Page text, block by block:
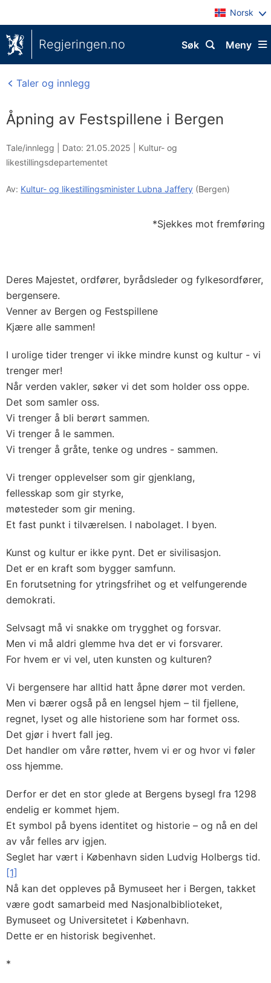
Norsk
Regjeringen.no Meny
Søk
Taler og innlegg
Åpning av Festspillene i Bergen
Tale/innlegg | Dato: 21.05.2025
Kultur- og
likestillingsdepartementet
Av: Kultur- og likestillingsminister Lubna Jaffery (Bergen)
*Sjekkes mot fremføring
Deres Majestet, ordfører, byrådsleder og fylkesordfører,
bergensere.
Venner av Bergen og Festspillene
Kjære alle sammen!
I urolige tider trenger vi ikke mindre kunst og kultur - vi
trenger mer!
Når verden vakler, søker vi det som holder oss oppe.
Det som samler oss.
Vi trenger å bli berørt sammen.
Vi trenger å le sammen.
Vi trenger å gråte, tenke og undres - sammen.
Vi trenger opplevelser som gir gjenklang,
fellesskap som gir styrke,
møtesteder som gir mening.
Et fast punkt i tilværelsen. I nabolaget. I byen.
Kunst og kultur er ikke pynt. Det er sivilisasjon.
Det er en kraft som bygger samfunn.
En forutsetning for ytringsfrihet og et velfungerende
demokrati.
Selvsagt må vi snakke om trygghet og forsvar.
Men vi må aldri glemme hva det er vi forsvarer.
For hvem er vi vel, uten kunsten og kulturen?
Vi bergensere har alltid hatt åpne dører mot verden.
Men vi bærer også på en lengsel hjem – til fjellene,
regnet, lyset og alle historiene som har formet oss.
Det gjør i hvert fall jeg.
Det handler om våre røtter, hvem vi er og hvor vi føler
oss hjemme.
Derfor er det en stor glede at Bergens bysegl fra 1298
endelig er kommet hjem.
Et symbol på byens identitet og historie – og nå en del
av vår felles arv igjen.
Seglet har vært i København siden Ludvig Holbergs tid.
[1]
Nå kan det oppleves på Bymuseet her i Bergen, takket
være godt samarbeid med Nasjonalbiblioteket,
Bymuseet og Universitetet i København.
Dette er en historisk begivenhet.
*